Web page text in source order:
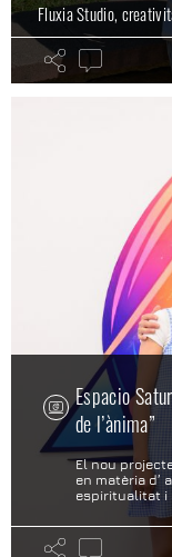
Fluxia Studio,
Espacio
de l’ànima”
El nou
en matèria d’
espiritualitat i